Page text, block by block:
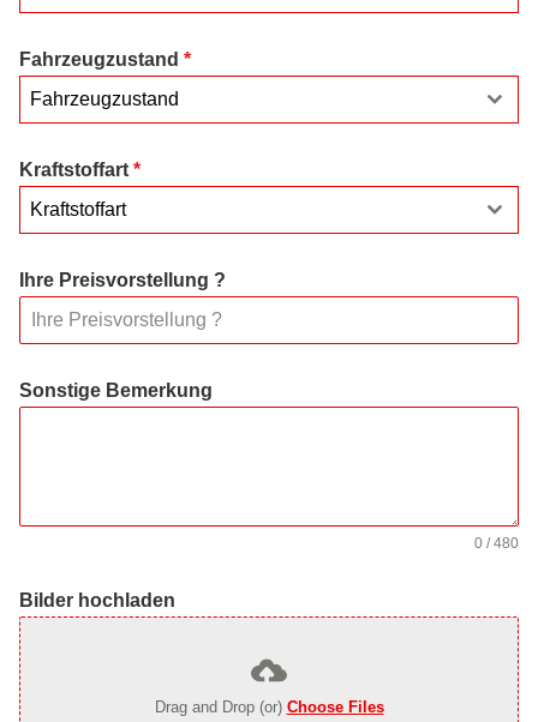
Fahrzeugzustand *
Fahrzeugzustand
Kraftstoffart *
Kraftstoffart
Ihre Preisvorstellung ?
Sonstige Bemerkung
0 / 480
Bilder hochladen
Drag and Drop (or) Choose Files